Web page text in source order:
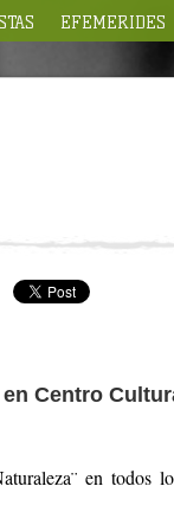
EFEMERIDES
Centro
en todos